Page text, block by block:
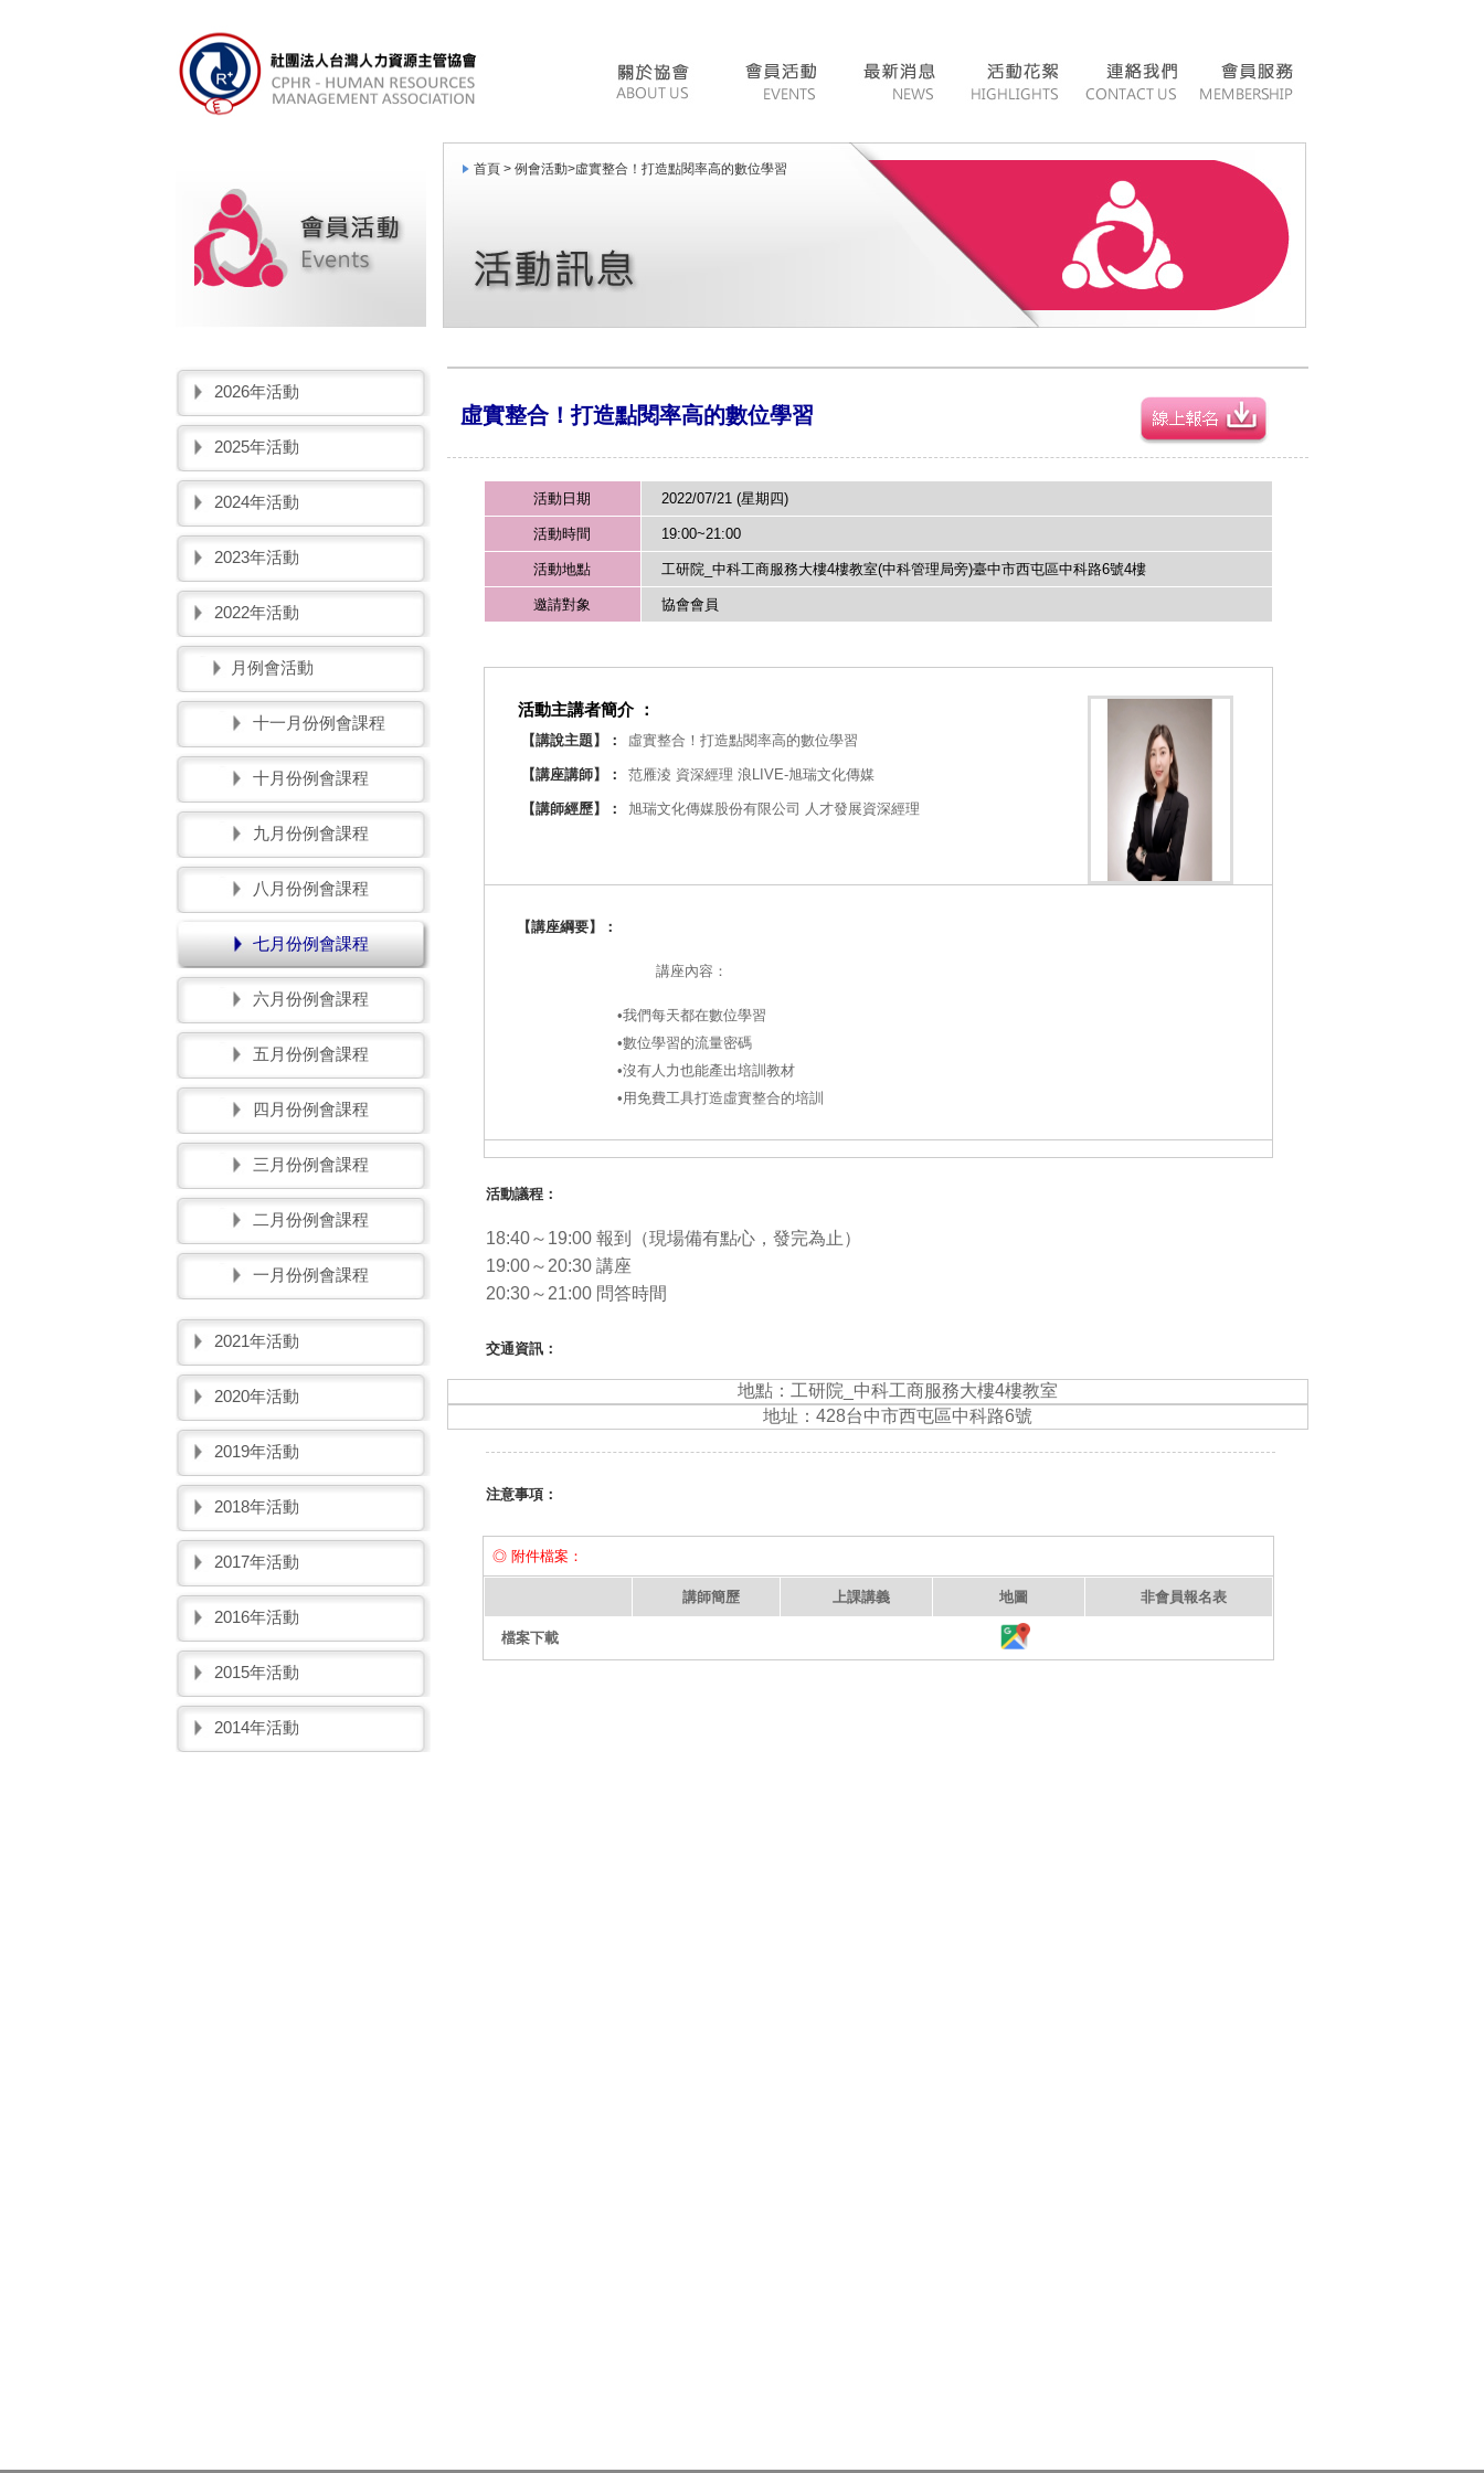
首頁 > 例會活動>虛實整合！打造點閱率高的數位學習
2026年活動
2025年活動
2024年活動
2023年活動
2022年活動
月例會活動
十一月份例會課程
十月份例會課程
九月份例會課程
八月份例會課程
七月份例會課程
六月份例會課程
五月份例會課程
四月份例會課程
三月份例會課程
二月份例會課程
一月份例會課程
2021年活動
2020年活動
2019年活動
2018年活動
2017年活動
2016年活動
2015年活動
2014年活動
虛實整合！打造點閱率高的數位學習
活動日期 2022/07/21 (星期四)
活動時間 19:00~21:00
活動地點 工研院_中科工商服務大樓4樓教室(中科管理局旁)臺中市西屯區中科路6號4樓
邀請對象 協會會員
活動主講者簡介 ：
【講說主題】： 虛實整合！打造點閱率高的數位學習
【講座講師】： 范雁淩 資深經理 浪LIVE-旭瑞文化傳媒
【講師經歷】： 旭瑞文化傳媒股份有限公司 人才發展資深經理
【講座綱要】：
講座內容：
•我們每天都在數位學習
•數位學習的流量密碼
•沒有人力也能產出培訓教材
•用免費工具打造虛實整合的培訓
活動議程：
18:40～19:00 報到（現場備有點心，發完為止）
19:00～20:30 講座
20:30～21:00 問答時間
交通資訊：
地點：工研院 中科工商服務大樓4樓教室
地址：428台中市西屯區中科路6號
注意事項：
◎ 附件檔案：
講師簡歷 上課講義 地圖 非會員報名表
檔案下載